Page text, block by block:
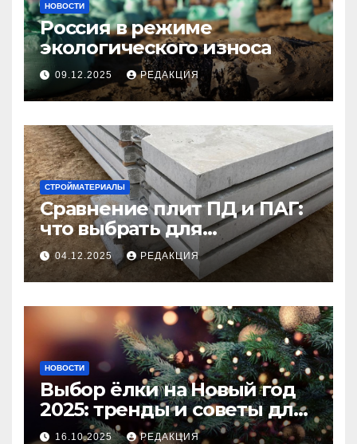
НОВОСТИ
Россия в режиме
экологического износа
09.12.2025 РЕДАКЦИЯ
СТРОЙМАТЕРИАЛЫ
Сравнение плит ПД и ПАГ:
что выбрать для
долговечного и прочного
покрытия
04.12.2025 РЕДАКЦИЯ
НОВОСТИ
Выбор ёлки на Новый год
2025: тренды и советы для
идеального праздника
16.10.2025 РЕДАКЦИЯ